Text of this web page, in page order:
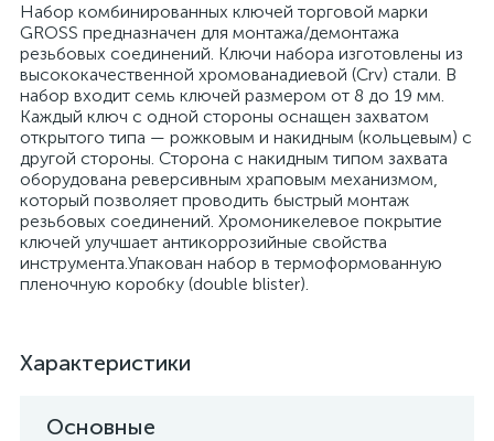
Набор комбинированных ключей торговой марки
GROSS предназначен для монтажа/демонтажа
резьбовых соединений. Ключи набора изготовлены из
высококачественной хромованадиевой (Crv) стали. В
набор входит семь ключей размером от 8 до 19 мм.
Каждый ключ с одной стороны оснащен захватом
открытого типа — рожковым и накидным (кольцевым) с
другой стороны. Сторона с накидным типом захвата
оборудована реверсивным храповым механизмом,
который позволяет проводить быстрый монтаж
резьбовых соединений. Хромоникелевое покрытие
ключей улучшает антикоррозийные свойства
инструмента.Упакован набор в термоформованную
пленочную коробку (double blister).
Характеристики
Основные